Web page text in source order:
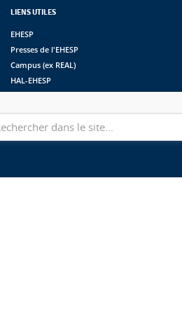
LIENS UTILES
EHESP
Presses de l'EHESP
Campus (ex REAL)
HAL-EHESP
Suivez les bibliothèques de